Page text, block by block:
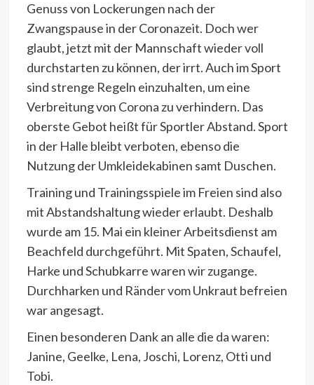
Genuss von Lockerungen nach der
Zwangspause in der Coronazeit. Doch wer
glaubt, jetzt mit der Mannschaft wieder voll
durchstarten zu können, der irrt. Auch im Sport
sind strenge Regeln einzuhalten, um eine
Verbreitung von Corona zu verhindern. Das
oberste Gebot heißt für Sportler Abstand. Sport
in der Halle bleibt verboten, ebenso die
Nutzung der Umkleidekabinen samt Duschen.
Training und Trainingsspiele im Freien sind also
mit Abstandshaltung wieder erlaubt. Deshalb
wurde am 15. Mai ein kleiner Arbeitsdienst am
Beachfeld durchgeführt. Mit Spaten, Schaufel,
Harke und Schubkarre waren wir zugange.
Durchharken und Ränder vom Unkraut befreien
war angesagt.
Einen besonderen Dank an alle die da waren:
Janine, Geelke, Lena, Joschi, Lorenz, Otti und
Tobi.